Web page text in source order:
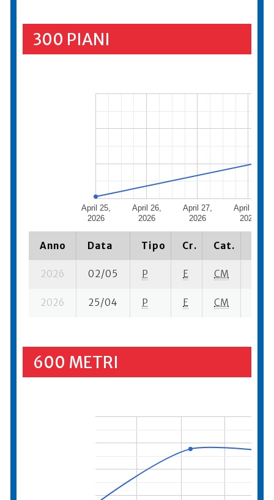
300 PIANI
April 25,
2026
April 26,
2026
April 27,
2026
April 28,
2026
Anno Data Tipo Cr. Cat.
2026 02/05 P E CM
2026 25/04 P E CM
600 METRI